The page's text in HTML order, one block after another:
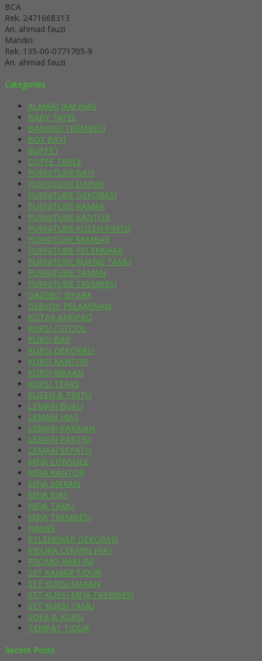
BCA
Rek. 2471668313
An. ahmad fauzi
Mandiri
Rek. 135-00-0771705-9
An. ahmad fauzi
Categories
ALMARI JAM HIAS
BABY TAFEL
BANGKU TREMBESI
BOX BAYI
BUFFET
COFFE TABLE
FURNITURE BAYI
FURNITURE DAPUR
FURNITURE DEKORASI
FURNITURE KAMAR
FURNITURE KANTOR
FURNITURE KUSEN PINTU
FURNITURE MIMBAR
FURNITURE PELENGKAP
FURNITURE RUANG TAMU
FURNITURE TAMAN
FURNITURE TREMBESI
GAZEBO JEPARA
GEBYOK PELAMINAN
KOTAK ANGPAO
KURSI / STOOL
KURSI BAR
KURSI DEKORASI
KURSI KANTOR
KURSI MAKAN
KURSI TERAS
KUSEN & PINTU
LEMARI BUKU
LEMARI HIAS
LEMARI PAKAIAN
LEMARI PARTISI
LEMARI SEPATU
MEJA CONSOLE
MEJA KANTOR
MEJA MAKAN
MEJA RIAS
MEJA TAMU
MEJA TREMBESI
NAKAS
PELENGKAP DEKORASI
PIGURA CERMIN HIAS
PROMO HARI INI
SET KAMAR TIDUR
SET KURSI MAKAN
SET KURSI MEJA TREMBESI
SET KURSI TAMU
SOFA & KURSI
TEMPAT TIDUR
Recent Posts